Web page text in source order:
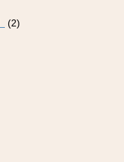
(2)